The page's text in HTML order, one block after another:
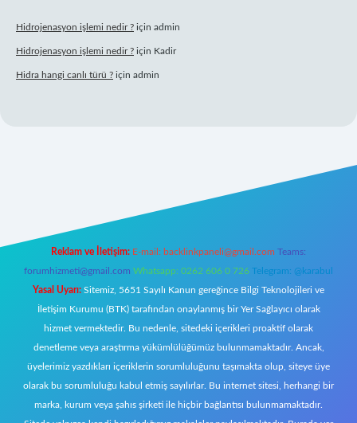
Hidrojenasyon işlemi nedir ? için admin
Hidrojenasyon işlemi nedir ? için Kadir
Hidra hangi canlı türü ? için admin
Reklam ve İletişim: E-mail: backlinkpaneli@gmail.com Teams:
forumhizmeti@gmail.com Whatsapp: 0262 606 0 726 Telegram: @karabul
Yasal Uyarı: Sitemiz, 5651 Sayılı Kanun gereğince Bilgi Teknolojileri ve
İletişim Kurumu (BTK) tarafından onaylanmış bir Yer Sağlayıcı olarak
hizmet vermektedir. Bu nedenle, sitedeki içerikleri proaktif olarak
denetleme veya araştırma yükümlülüğümüz bulunmamaktadır. Ancak,
üyelerimiz yazdıkları içeriklerin sorumluluğunu taşımakta olup, siteye üye
olarak bu sorumluluğu kabul etmiş sayılırlar. Bu internet sitesi, herhangi bir
marka, kurum veya şahıs şirketi ile hiçbir bağlantısı bulunmamaktadır.